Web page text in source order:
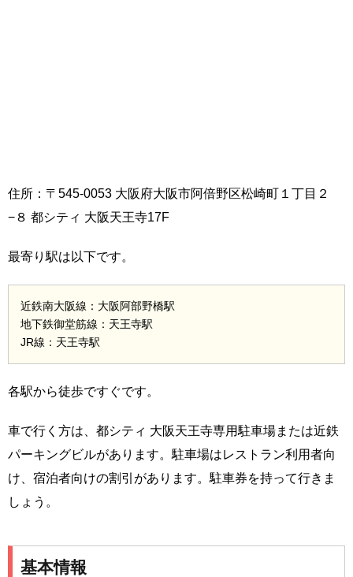
住所：〒545-0053 大阪府大阪市阿倍野区松崎町１丁目２
−８ 都シティ 大阪天王寺17F
最寄り駅は以下です。
近鉄南大阪線：大阪阿部野橋駅
地下鉄御堂筋線：天王寺駅
JR線：天王寺駅
各駅から徒歩ですぐです。
車で行く方は、都シティ 大阪天王寺専用駐車場または近鉄
パーキングビルがあります。駐車場はレストラン利用者向
け、宿泊者向けの割引があります。駐車券を持って行きま
しょう。
基本情報